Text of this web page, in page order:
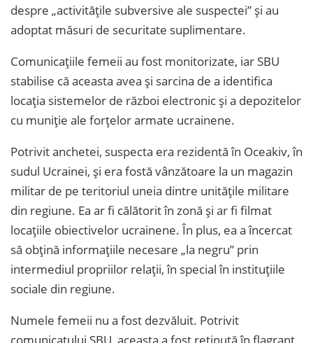
despre „activitățile subversive ale suspectei” și au
adoptat măsuri de securitate suplimentare.
Comunicațiile femeii au fost monitorizate, iar SBU
stabilise că aceasta avea și sarcina de a identifica
locația sistemelor de război electronic și a depozitelor
cu muniție ale forțelor armate ucrainene.
Potrivit anchetei, suspecta era rezidentă în Oceakiv, în
sudul Ucrainei, și era fostă vânzătoare la un magazin
militar de pe teritoriul uneia dintre unitățile militare
din regiune. Ea ar fi călătorit în zonă și ar fi filmat
locațiile obiectivelor ucrainene. În plus, ea a încercat
să obțină informațiile necesare „la negru” prin
intermediul propriilor relații, în special în instituțiile
sociale din regiune.
Numele femeii nu a fost dezvăluit. Potrivit